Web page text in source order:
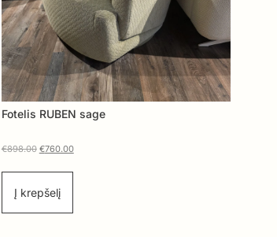
Fotelis RUBEN sage
€898.00 €760.00
Į krepšelį